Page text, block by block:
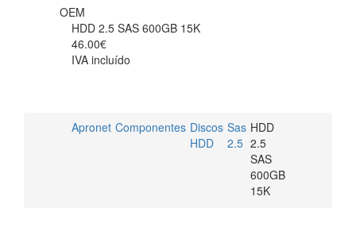
OEM
HDD 2.5 SAS 600GB 15K
46.00€
IVA incluído
Apronet Componentes Discos
HDD
Sas
2.5
HDD
2.5
SAS
600GB
15K